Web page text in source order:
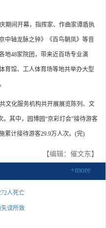
间开幕，指挥家、作曲家谭盾执
中轴龙脉之钟》《百鸟朝凤》等音
地48家院团，带来近百场专业演
育馆、工人体育场等地共举办大型
化服务机构共开展展览陈列、文
。其中，园博园“京彩灯会”接待游客
累计接待游客29.9万人次。(完)
【编辑：催文东】
+more
人死亡
误所致